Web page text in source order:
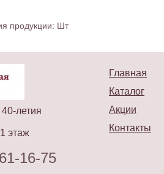
продукции: Шт
Главная
Каталог
Акции
Контакты
40-летия
этаж
16-75